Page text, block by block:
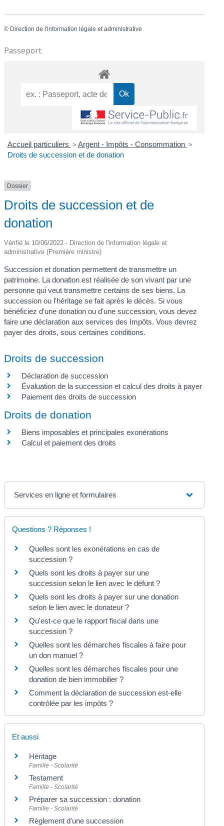
© Direction de l'information légale et administrative
Passeport
Accueil particuliers > Argent - Impôts - Consommation >
Droits de succession et de donation
Dossier
Droits de succession et de
donation
Vérifié le 10/06/2022 - Direction de l'information légale et
administrative (Première ministre)
Succession et donation permettent de transmettre un
patrimoine. La donation est réalisée de son vivant par une
personne qui veut transmettre certains de ses biens. La
succession ou l'héritage se fait après le décès. Si vous
bénéficiez d'une donation ou d'une succession, vous devez
faire une déclaration aux services des Impôts. Vous devrez
payer des droits, sous certaines conditions.
Droits de succession
Déclaration de succession
Évaluation de la succession et calcul des droits à payer
Paiement des droits de succession
Droits de donation
Biens imposables et principales exonérations
Calcul et paiement des droits
Services en ligne et formulaires
Questions ? Réponses !
Quelles sont les exonérations en cas de
succession ?
Quels sont les droits à payer sur une
succession selon le lien avec le défunt ?
Quels sont les droits à payer sur une donation
selon le lien avec le donateur ?
Qu'est-ce que le rapport fiscal dans une
succession ?
Quelles sont les démarches fiscales à faire pour
un don manuel ?
Quelles sont les démarches fiscales pour une
donation de bien immobilier ?
Comment la déclaration de succession est-elle
contrôlée par les impôts ?
Et aussi
Héritage
Famille - Scolarité
Testament
Famille - Scolarité
Préparer sa succession : donation
Famille - Scolarité
Règlement d'une succession